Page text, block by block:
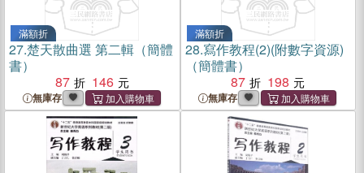
滿額折
27.楚天散曲選 第二輯（簡體
書）
87
146
無庫存
滿額折
28.寫作教程(2)(附數字資源)
（簡體書）
87
198
無庫存